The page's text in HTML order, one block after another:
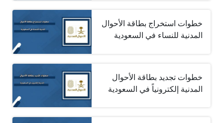
خطوات استخراج بطاقة الأحوال
المدنية للنساء في السعودية
خطوات تجديد بطاقة الأحوال
المدنية إلكترونياً في السعودية